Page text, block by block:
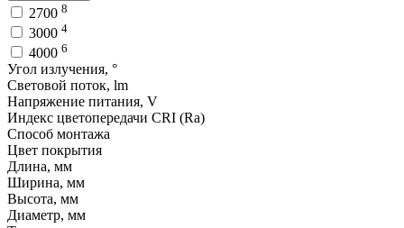
2700 8
3000 4
4000 6
Угол излучения, °
Световой поток, lm
Напряжение питания, V
Индекс цветопередачи CRI (Ra)
Способ монтажа
Цвет покрытия
Длина, мм
Ширина, мм
Высота, мм
Диаметр, мм